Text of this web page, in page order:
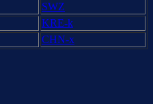
SWZ
KRE-k
CHN-x